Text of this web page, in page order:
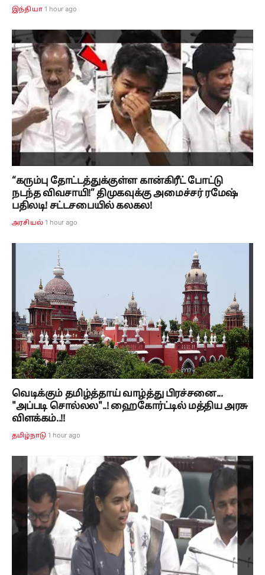
இந்தியா 1 hour ago
“கரும்பு தோட்டத்துக்குள்ள கான்கிரீட் போட்டு
நடந்த விவசாயி!” திமுகவுக்கு அமைச்சர் ரமேஷ்
பதிலடி! சட்டசபையில் கலகல!
அரசியல் 1 hour ago
வெடிக்கும் தமிழ்த்தாய் வாழ்த்து பிரச்சனை...
"அப்படி சொல்லல"..! ஹைகோர்ட்டில் மத்திய அரசு
விளக்கம்..!!
தமிழ்நாடு 1 hour ago